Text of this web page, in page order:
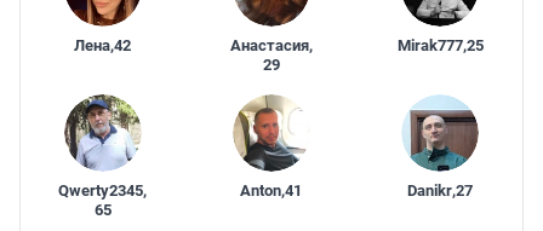
Лена,42 Анастасия,
29
Mirak777,25
Qwerty2345,
65
Anton,41 Danikr,27